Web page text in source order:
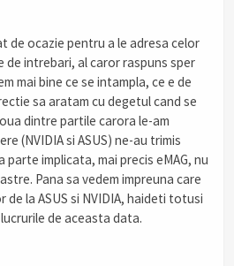
de ocazie pentru a le adresa celor
de intrebari, al caror raspuns sper
mai bine ce se intampla, ce e de
sa aratam cu degetul cand se
dintre partile carora le-am
(NVIDIA si ASUS) ne-au trimis
parte implicata, mai precis eMAG, nu
Pana sa vedem impreuna care
la ASUS si NVIDIA, haideti totusi
de aceasta data.